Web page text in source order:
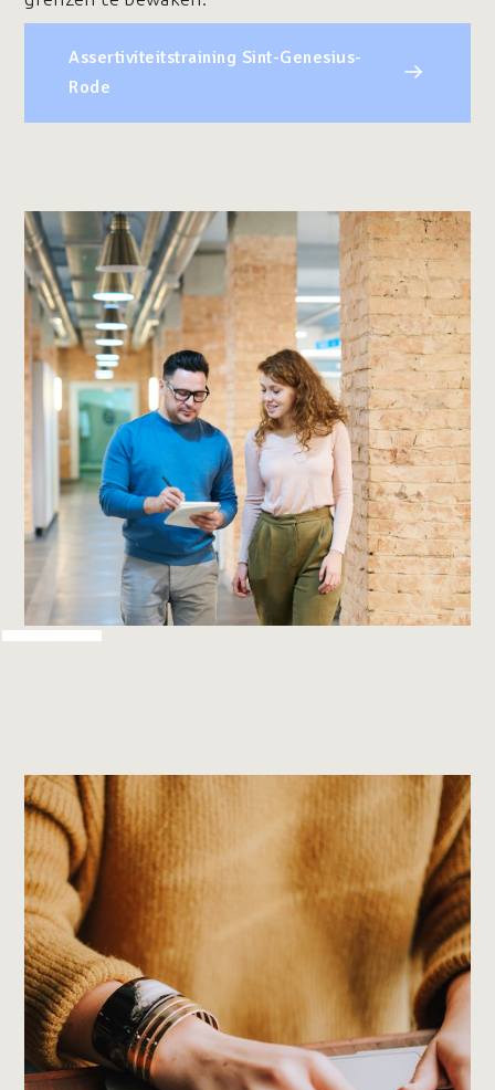
Assertiviteitstraining Sint-Genesius-
Rode